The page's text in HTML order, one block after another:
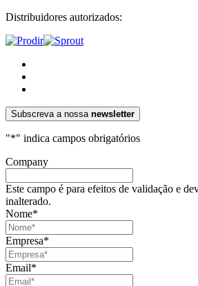
Distribuidores autorizados:
Subscreva a nossa newsletter
"*" indica campos obrigatórios
Company
Este campo é para efeitos de validação e
inalterado.
Nome*
Empresa*
Email*